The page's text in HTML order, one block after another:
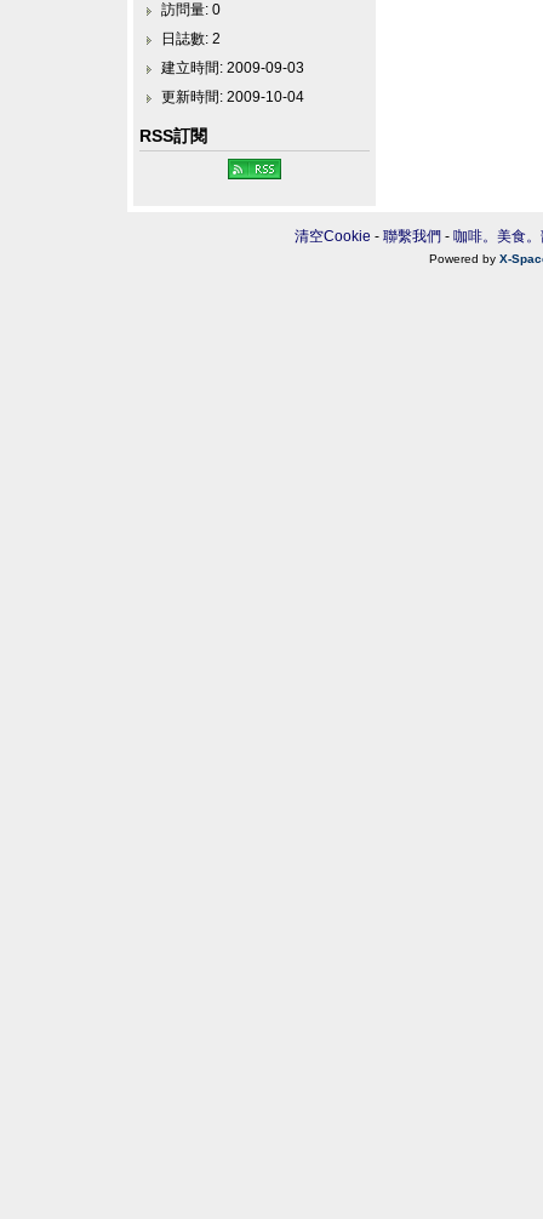
訪問量: 0
日誌數: 2
建立時間: 2009-09-03
更新時間: 2009-10-04
RSS訂閱
清空Cookie - 聯繫我們 - 咖啡。美食
Powered by X-